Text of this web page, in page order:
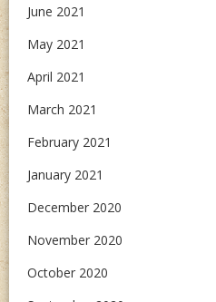
June 2021
May 2021
April 2021
March 2021
February 2021
January 2021
December 2020
November 2020
October 2020